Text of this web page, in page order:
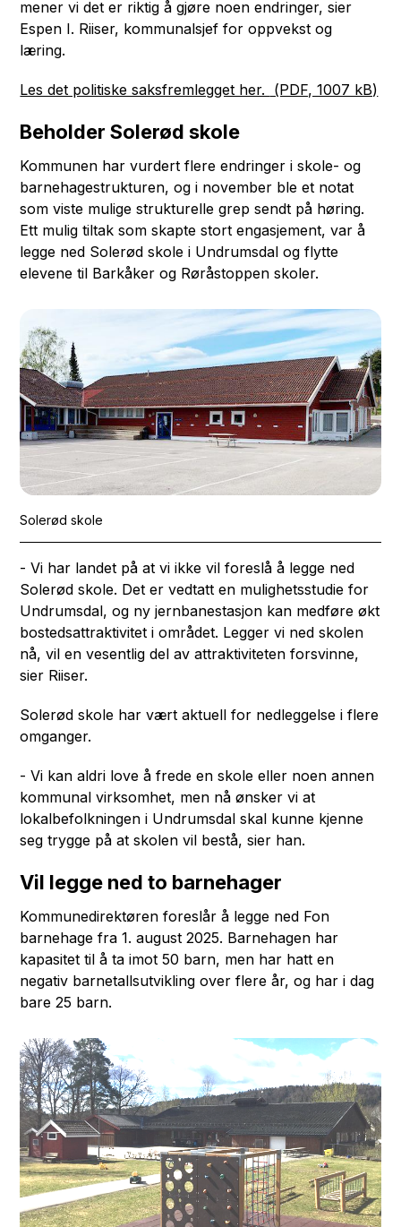
mener vi det er riktig å gjøre noen endringer, sier
Espen I. Riiser, kommunalsjef for oppvekst og
læring.
Les det politiske saksfremlegget her. (PDF, 1007 kB)
Beholder Solerød skole
Kommunen har vurdert flere endringer i skole- og
barnehagestrukturen, og i november ble et notat
som viste mulige strukturelle grep sendt på høring.
Ett mulig tiltak som skapte stort engasjement, var å
legge ned Solerød skole i Undrumsdal og flytte
elevene til Barkåker og Røråstoppen skoler.
Solerød skole
- Vi har landet på at vi ikke vil foreslå å legge ned
Solerød skole. Det er vedtatt en mulighetsstudie for
Undrumsdal, og ny jernbanestasjon kan medføre økt
bostedsattraktivitet i området. Legger vi ned skolen
nå, vil en vesentlig del av attraktiviteten forsvinne,
sier Riiser.
Solerød skole har vært aktuell for nedleggelse i flere
omganger.
- Vi kan aldri love å frede en skole eller noen annen
kommunal virksomhet, men nå ønsker vi at
lokalbefolkningen i Undrumsdal skal kunne kjenne
seg trygge på at skolen vil bestå, sier han.
Vil legge ned to barnehager
Kommunedirektøren foreslår å legge ned Fon
barnehage fra 1. august 2025. Barnehagen har
kapasitet til å ta imot 50 barn, men har hatt en
negativ barnetallsutvikling over flere år, og har i dag
bare 25 barn.